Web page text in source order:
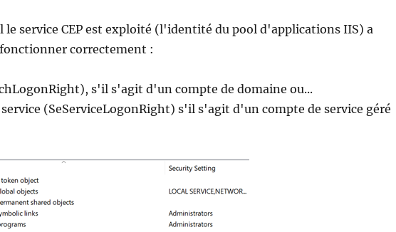
le service CEP est exploité (l'identité du pool d'applications IIS) a
correctement :
s'il s'agit d'un compte de domaine ou...
(SeServiceLogonRight) s'il s'agit d'un compte de service géré